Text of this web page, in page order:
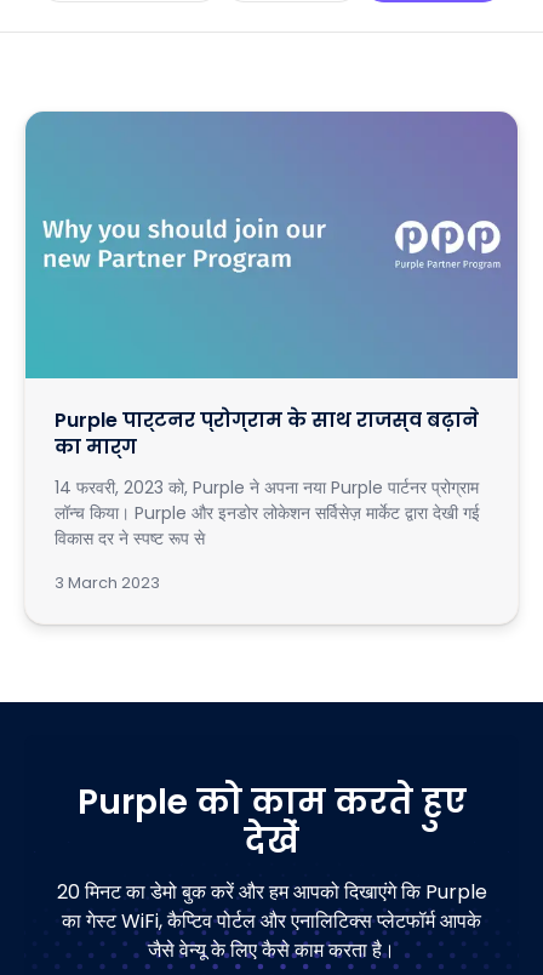
Purple पार्टनर प्रोग्राम के साथ राजस्व बढ़ाने
का मार्ग
14 फरवरी, 2023 को, Purple ने अपना नया Purple पार्टनर प्रोग्राम
लॉन्च किया। Purple और इनडोर लोकेशन सर्विसेज़ मार्केट द्वारा देखी गई
विकास दर ने स्पष्ट रूप से
3 March 2023
Purple को काम करते हुए
देखें
20 मिनट का डेमो बुक करें और हम आपको दिखाएंगे कि Purple
का गेस्ट WiFi, कैप्टिव पोर्टल और एनालिटिक्स प्लेटफॉर्म आपके
जैसे वेन्यू के लिए कैसे काम करता है।